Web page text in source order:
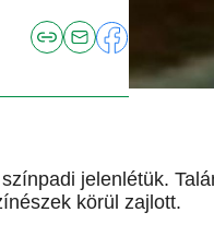
jelenlétük.
körül zajlott.